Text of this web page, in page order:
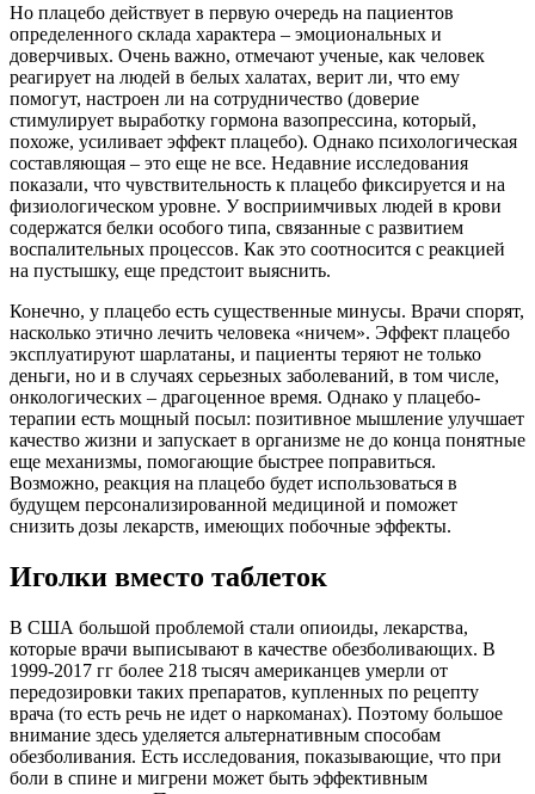
Но плацебо действует в первую очередь на пациентов
определенного склада характера – эмоциональных и
доверчивых. Очень важно, отмечают ученые, как человек
реагирует на людей в белых халатах, верит ли, что ему
помогут, настроен ли на сотрудничество (доверие
стимулирует выработку гормона вазопрессина, который,
похоже, усиливает эффект плацебо). Однако психологическая
составляющая – это еще не все. Недавние исследования
показали, что чувствительность к плацебо фиксируется и на
физиологическом уровне. У восприимчивых людей в крови
содержатся белки особого типа, связанные с развитием
воспалительных процессов. Как это соотносится с реакцией
на пустышку, еще предстоит выяснить.
Конечно, у плацебо есть существенные минусы. Врачи спорят,
насколько этично лечить человека «ничем». Эффект плацебо
эксплуатируют шарлатаны, и пациенты теряют не только
деньги, но и в случаях серьезных заболеваний, в том числе,
онкологических – драгоценное время. Однако у плацебо-
терапии есть мощный посыл: позитивное мышление улучшает
качество жизни и запускает в организме не до конца понятные
еще механизмы, помогающие быстрее поправиться.
Возможно, реакция на плацебо будет использоваться в
будущем персонализированной медициной и поможет
снизить дозы лекарств, имеющих побочные эффекты.
Иголки вместо таблеток
В США большой проблемой стали опиоиды, лекарства,
которые врачи выписывают в качестве обезболивающих. В
1999-2017 гг более 218 тысяч американцев умерли от
передозировки таких препаратов, купленных по рецепту
врача (то есть речь не идет о наркоманах). Поэтому большое
внимание здесь уделяется альтернативным способам
обезболивания. Есть исследования, показывающие, что при
боли в спине и мигрени может быть эффективным